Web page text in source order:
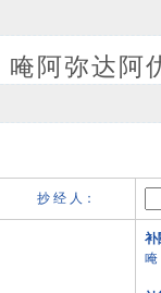
唵阿弥达阿
抄 经 人：
补
唵